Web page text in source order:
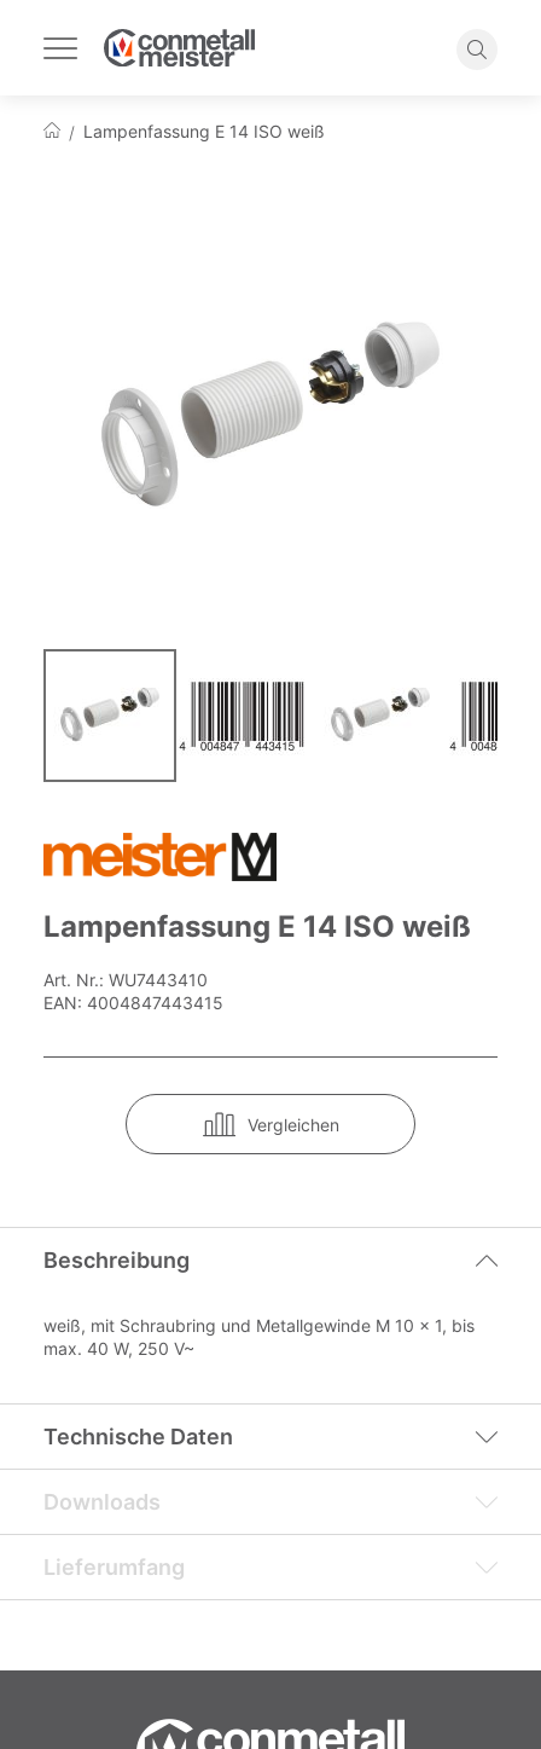
Navigation
umschalten
Suche
StartseiteLampenfassung E 14 ISO weiß
der
Bildgalerie
Lampenfassung E 14 ISO weiß
Art. Nr.: WU7443410
EAN: 4004847443415
Vergleichen
Beschreibung
weiß, mit Schraubring und Metallgewinde M 10 x 1, bis
max. 40 W, 250 V~
Technische Daten
Downloads
Lieferumfang